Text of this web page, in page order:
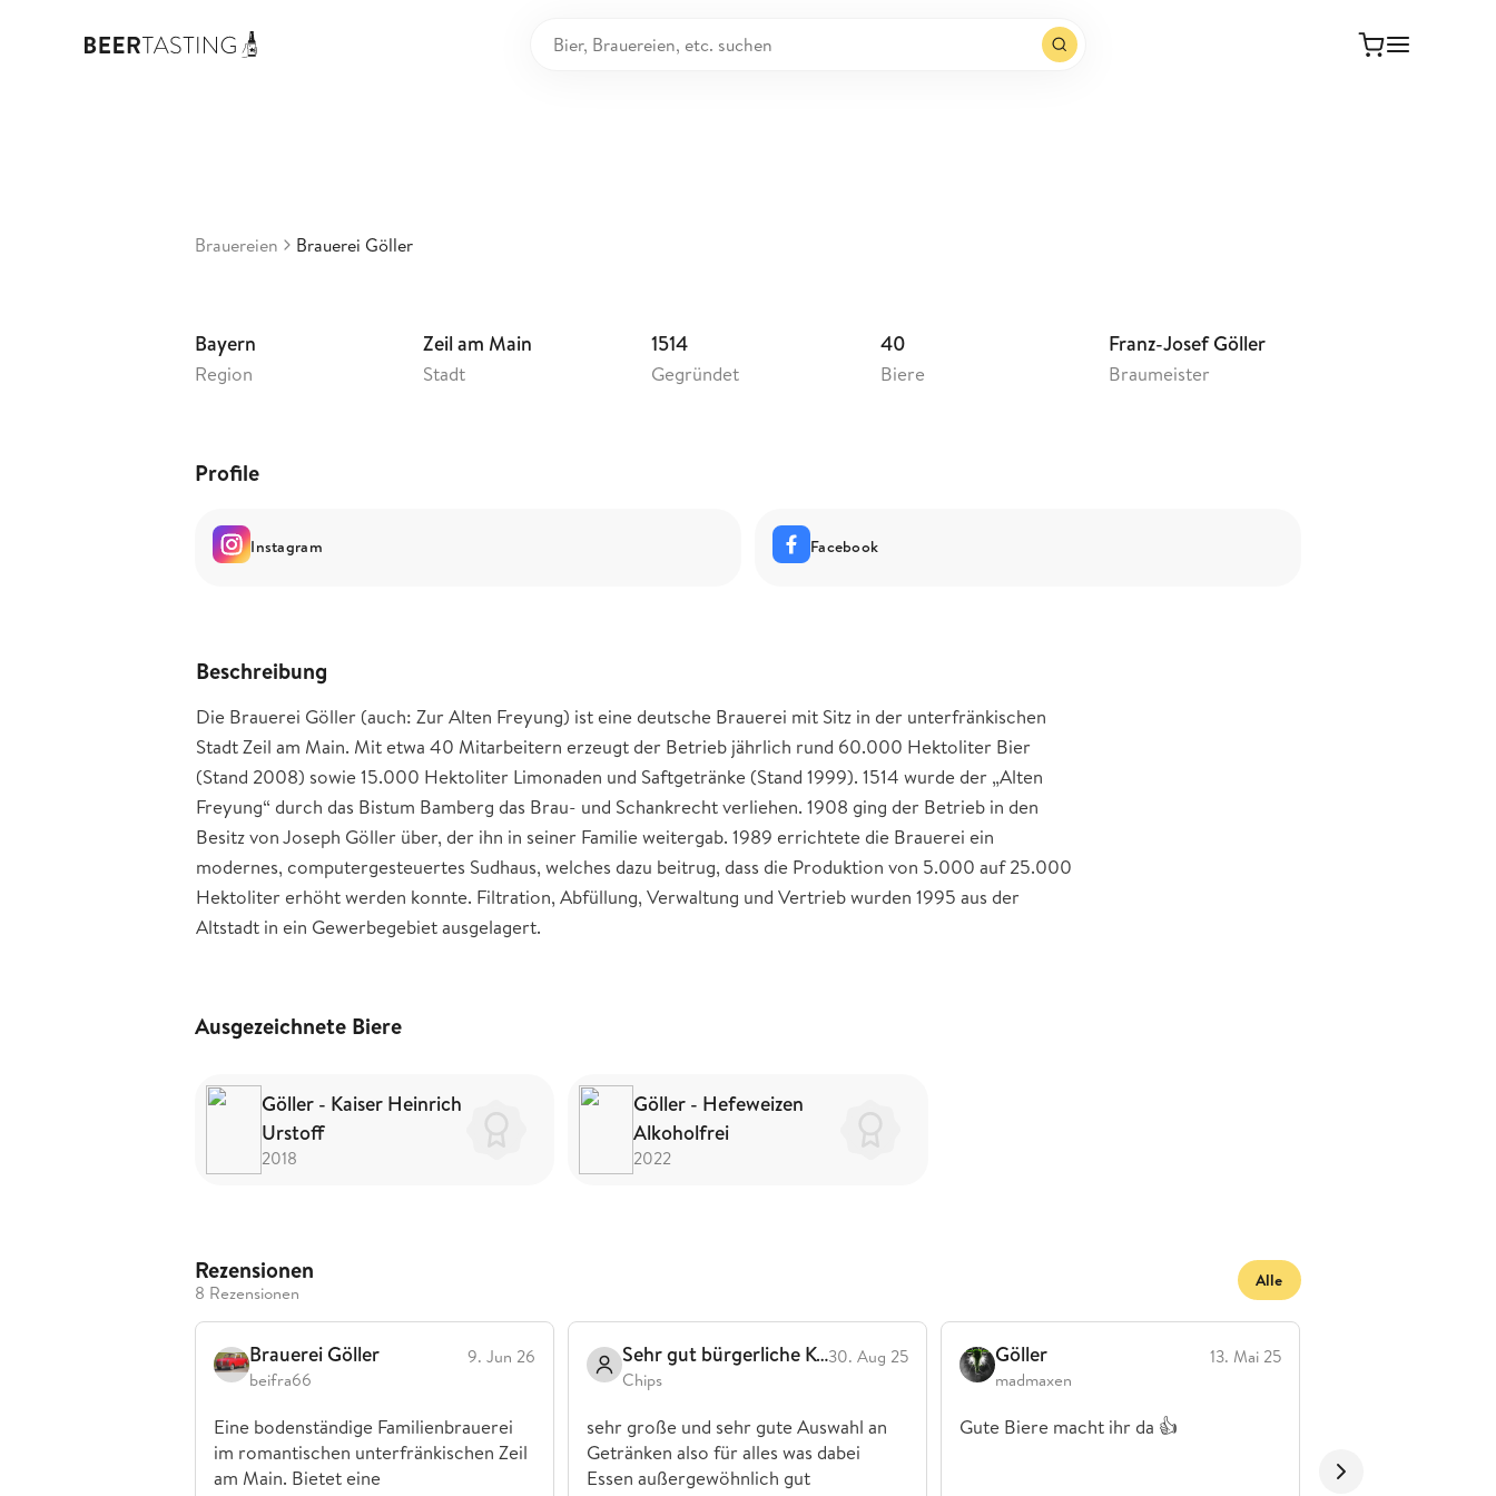
Webseite öffnen
Brauereien Brauerei Göller
Bayern
Region
Zeil am Main
Stadt
1514
Gegründet
40
Biere
Franz-Josef Göller
Braumeister
Profile
Instagram Facebook
Beschreibung
Die Brauerei Göller (auch: Zur Alten Freyung) ist eine deutsche Brauerei mit Sitz in der unterfränkischen
Stadt Zeil am Main. Mit etwa 40 Mitarbeitern erzeugt der Betrieb jährlich rund 60.000 Hektoliter Bier
(Stand 2008) sowie 15.000 Hektoliter Limonaden und Saftgetränke (Stand 1999). 1514 wurde der „Alten
Freyung“ durch das Bistum Bamberg das Brau- und Schankrecht verliehen. 1908 ging der Betrieb in den
Besitz von Joseph Göller über, der ihn in seiner Familie weitergab. 1989 errichtete die Brauerei ein
modernes, computergesteuertes Sudhaus, welches dazu beitrug, dass die Produktion von 5.000 auf 25.000
Hektoliter erhöht werden konnte. Filtration, Abfüllung, Verwaltung und Vertrieb wurden 1995 aus der
Altstadt in ein Gewerbegebiet ausgelagert.
Ausgezeichnete Biere
Göller - Kaiser Heinrich
Urstoff
2018
Göller - Hefeweizen
Alkoholfrei
2022
Rezensionen
8 Rezensionen
Alle
Brauerei Göller
beifra66
9. Jun 26
Eine bodenständige Familienbrauerei
im romantischen unterfränkischen Zeil
am Main. Bietet eine
Sehr gut bürgerliche Küche
Chips
30. Aug 25
sehr große und sehr gute Auswahl an
Getränken also für alles was dabei
Essen außergewöhnlich gut
Göller
madmaxen
13. Mai 25
Gute Biere macht ihr da 👍